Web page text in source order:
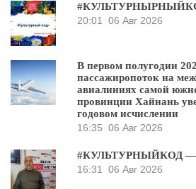
20:01 06 Авг 2026
В первом полугодии
пассажиропоток на
авиалиниях самой
провинции Хайнань
годовом исчислении
16:35 06 Авг 2026
#КУЛЬТУРНЫЙКОД —
16:31 06 Авг 2026